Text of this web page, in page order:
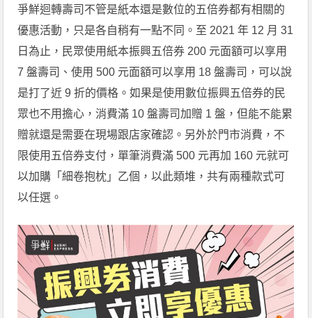
爭鮮迴轉壽司不管是紙本還是數位的五倍券都有相關的
優惠活動，只是各自稍有一點不同。至 2021 年 12 月 31
日為止，民眾使用紙本振興五倍券 200 元面額可以享用
7 盤壽司、使用 500 元面額可以享用 18 盤壽司，可以說
是打了近 9 折的價格。如果是使用數位振興五倍券的民
眾也不用擔心，消費滿 10 盤壽司加贈 1 盤，但能不能累
贈就還是需要在現場跟店家確認。另外於門市消費，不
限使用五倍券支付，單筆消費滿 500 元再加 160 元就可
以加購「細卷抱枕」乙個，以此類堆，共有兩種款式可
以任選。